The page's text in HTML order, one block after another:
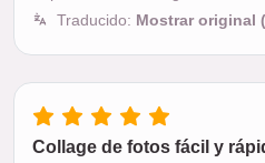
Traducido: Mostrar original
Collage de fotos fácil y